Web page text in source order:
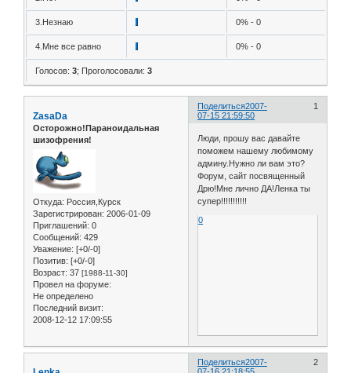
3.Незнаю 0% - 0
4.Мне все равно 0% - 0
Голосов: 3; Проголосовали: 3
Поделиться 1
2007-
07-15 21:59:50
ZasaDa
Осторожно!Параноидальная
шизофрения!
Откуда: Россия,Курск
Зарегистрирован: 2006-01-09
Приглашений: 0
Сообщений: 429
Уважение: [+0/-0]
Позитив: [+0/-0]
Возраст: 37 [1988-11-30]
Провел на форуме:
Не определено
Последний визит:
2008-12-12 17:09:55
Люди, прошу вас давайте
поможем нашему любимому
админу.Нужно ли вам это?
Форум, сайт посвященный
Дрю!Мне лично ДА!Ленка ты
супер!!!!!!!!!!!
0
Поделиться 2
2007-